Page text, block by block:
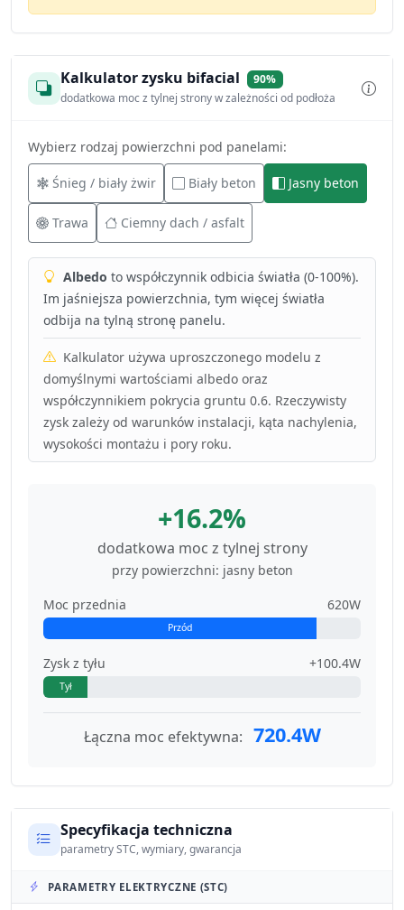
Kalkulator zysku bifacial
90%
dodatkowa moc z tylnej strony w zależności od podłoża
Wybierz rodzaj powierzchni pod panelami:
Śnieg / biały żwir Biały beton Jasny beton
Trawa Ciemny dach / asfalt
Albedo to współczynnik odbicia światła (0-100%).
Im jaśniejsza powierzchnia, tym więcej światła
odbija na tylną stronę panelu.
Kalkulator używa uproszczonego modelu z
domyślnymi wartościami albedo oraz
współczynnikiem pokrycia gruntu 0.6. Rzeczywisty
zysk zależy od warunków instalacji, kąta nachylenia,
wysokości montażu i pory roku.
+16.2%
dodatkowa moc z tylnej strony
przy powierzchni: jasny beton
Moc przednia
620W
Przód
Zysk z tyłu +100.4W
Tył
Łączna moc efektywna: 720.4W
Specyfikacja techniczna
parametry STC, wymiary, gwarancja
PARAMETRY ELEKTRYCZNE (STC)